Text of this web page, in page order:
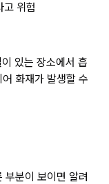
고 위험
있는 장소에서 흡
화재가 발생할 수
부분이 보이면 알려